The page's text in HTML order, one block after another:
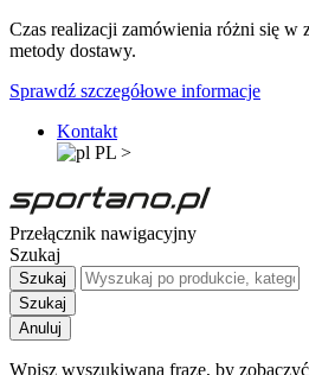
Czas realizacji zamówienia różni się w
metody dostawy.
Sprawdź szczegółowe informacje
Kontakt
PL >
Przełącznik nawigacyjny
Szukaj
Szukaj
Szukaj
Anuluj
Wpisz wyszukiwaną frazę, by